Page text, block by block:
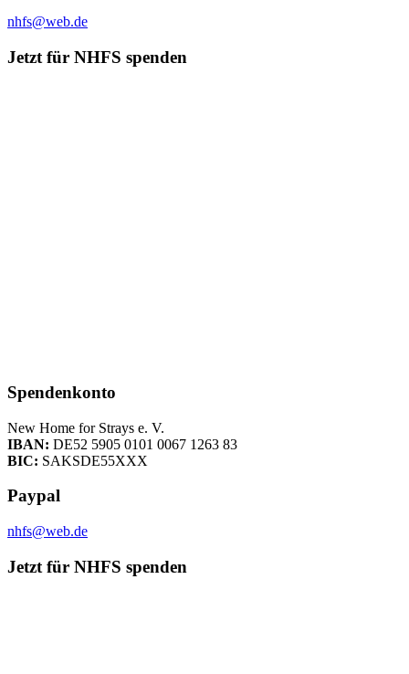
nhfs@web.de
Jetzt für NHFS spenden
Spendenkonto
New Home for Strays e. V.
IBAN: DE52 5905 0101 0067 1263 83
BIC: SAKSDE55XXX
Paypal
nhfs@web.de
Jetzt für NHFS spenden